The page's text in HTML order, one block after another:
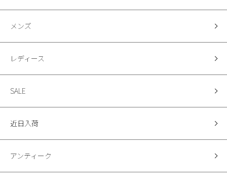
メンズ
レディース
SALE
近日入荷
アンティーク